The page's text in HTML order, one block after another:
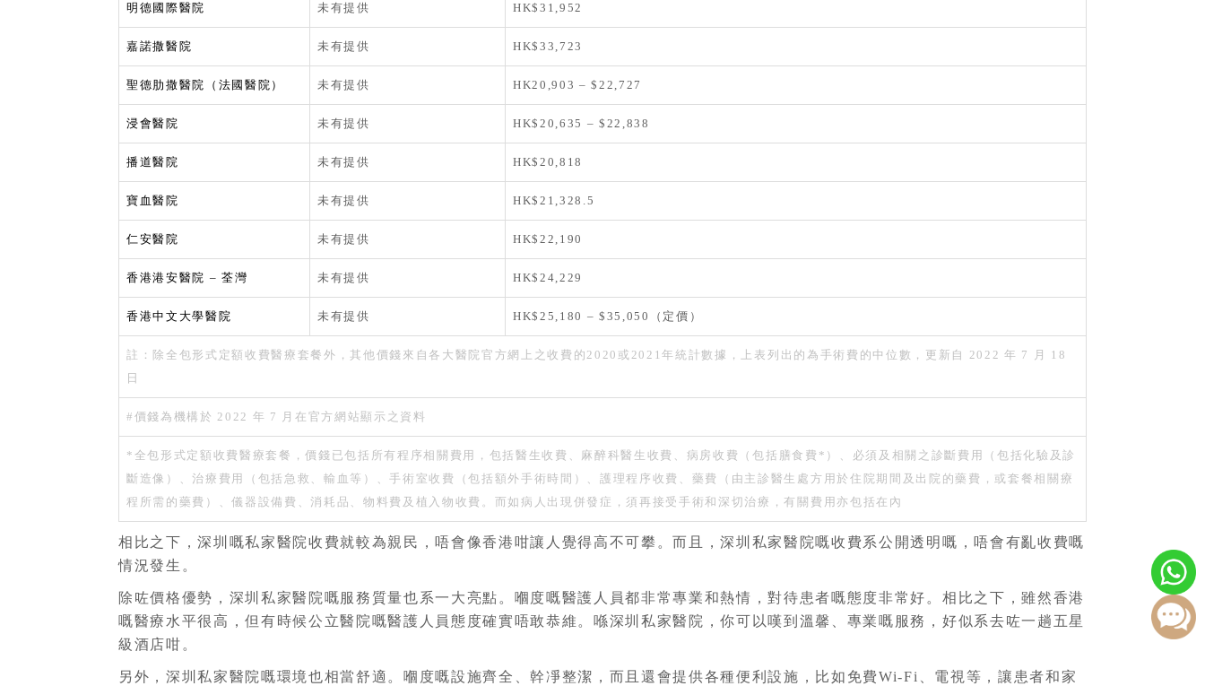
明德國際醫院 未有提供 HK$31,952
嘉諾撒醫院 未有提供 HK$33,723
聖德肋撒醫院（法國醫院） 未有提供 HK20,903 – $22,727
浸會醫院 未有提供 HK$20,635 – $22,838
播道醫院 未有提供 HK$20,818
寶血醫院 未有提供 HK$21,328.5
仁安醫院 未有提供 HK$22,190
香港港安醫院 – 荃灣 未有提供 HK$24,229
香港中文大學醫院 未有提供 HK$25,180 – $35,050（定價）
註：除全包形式定額收費醫療套餐外，其他價錢來自各大醫院官方網上之收費的2020或2021年統計數據，上表列出的為手術費的中位數，更新自 2022 年 7 月 18
日
#價錢為機構於 2022 年 7 月在官方網站顯示之資料
*全包形式定額收費醫療套餐，價錢已包括所有程序相關費用，包括醫生收費、麻醉科醫生收費、病房收費（包括膳食費*）、必須及相關之診斷費用（包括化驗及診
斷造像）、治療費用（包括急救、輸血等）、手術室收費（包括額外手術時間）、護理程序收費、藥費（由主診醫生處方用於住院期間及出院的藥費，或套餐相關療
程所需的藥費）、儀器設備費、消耗品、物料費及植入物收費。而如病人出現併發症，須再接受手術和深切治療，有關費用亦包括在內
相比之下，深圳嘅私家醫院收費就較為親民，唔會像香港咁讓人覺得高不可攀。而且，深圳私家醫院嘅收費系公開透明嘅，唔會有亂收費嘅
情況發生。
除咗價格優勢，深圳私家醫院嘅服務質量也系一大亮點。嗰度嘅醫護人員都非常專業和熱情，對待患者嘅態度非常好。相比之下，雖然香港
嘅醫療水平很高，但有時候公立醫院嘅醫護人員態度確實唔敢恭維。喺深圳私家醫院，你可以嘆到溫馨、專業嘅服務，好似系去咗一趟五星
級酒店咁。
另外，深圳私家醫院嘅環境也相當舒適。嗰度嘅設施齊全、幹凈整潔，而且還會提供各種便利設施，比如免費Wi-Fi、電視等，讓患者和家